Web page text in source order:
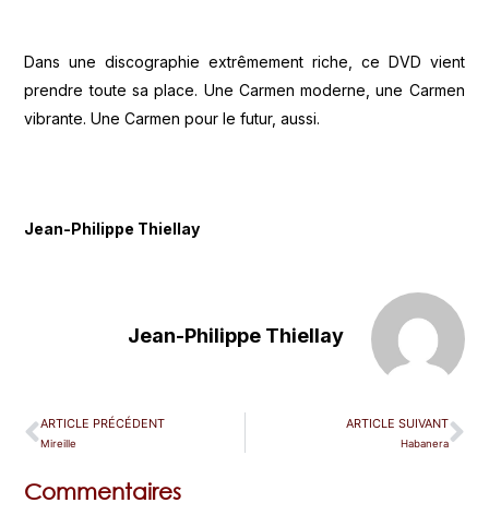
Dans une discographie extrêmement riche, ce DVD vient
prendre toute sa place. Une Carmen moderne, une Carmen
vibrante. Une Carmen pour le futur, aussi.
Jean-Philippe Thiellay
Jean-Philippe Thiellay
ARTICLE PRÉCÉDENT
Mireille
ARTICLE SUIVANT
Habanera
Commentaires